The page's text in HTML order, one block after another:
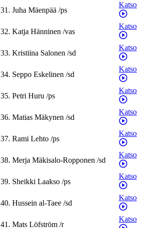
31. Juha Mäenpää /ps
Katso
32. Katja Hänninen /vas
Katso
33. Kristiina Salonen /sd
Katso
34. Seppo Eskelinen /sd
Katso
35. Petri Huru /ps
Katso
36. Matias Mäkynen /sd
Katso
37. Rami Lehto /ps
Katso
38. Merja Mäkisalo-Ropponen /sd
Katso
39. Sheikki Laakso /ps
Katso
40. Hussein al-Taee /sd
Katso
41. Mats Löfström /r
Katso